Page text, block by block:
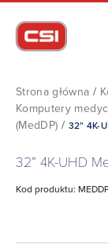
Strona główna /
Komputery
(MedDP) / 32” 4K-
32” 4K-UHD
Kod produktu: